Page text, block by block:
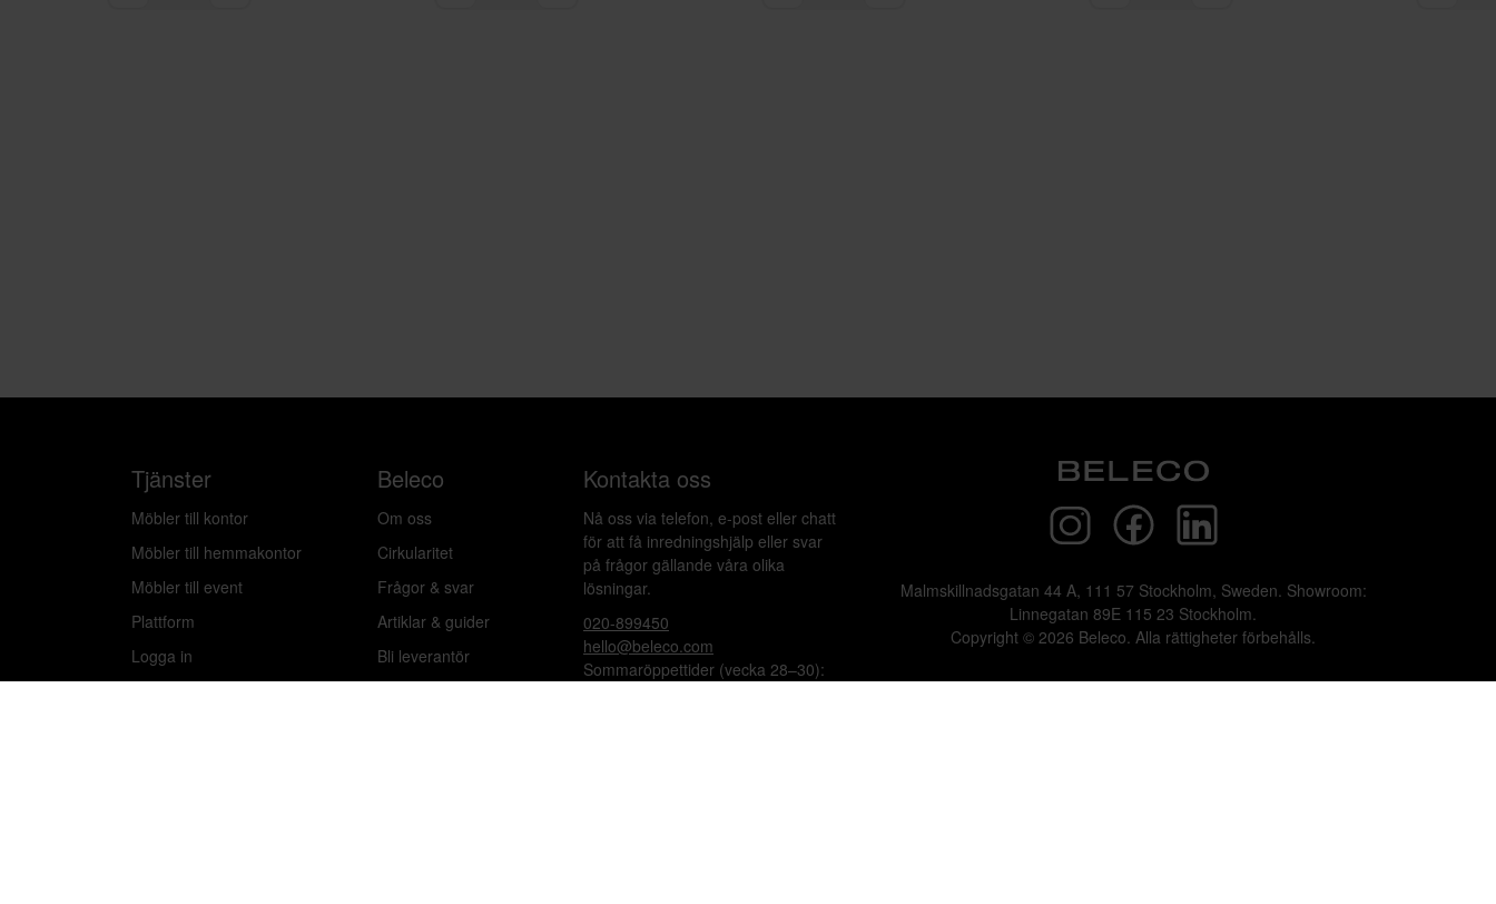
Tjänster
Möbler till kontor
Möbler till hemmakontor
Möbler till event
Plattform
Logga in
Beleco
Om oss
Cirkularitet
Frågor & svar
Artiklar & guider
Bli leverantör
Kontakta oss
Nå oss via telefon, e-post eller chatt
för att få inredningshjälp eller svar
på frågor gällande våra olika
lösningar.
020-899450
hello@beleco.com
Sommaröppettider (vecka 28–30):
Malmskillnadsgatan 44 A, 111 57 Stockholm, Sweden. Showroom:
Linnegatan 89E 115 23 Stockholm.
Copyright © 2026 Beleco. Alla rättigheter förbehålls.